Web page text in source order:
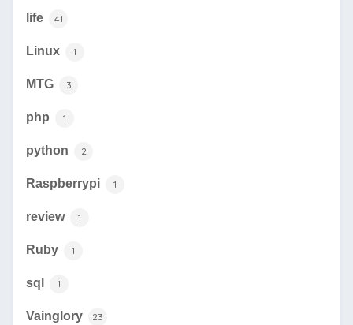
life 41
Linux 1
MTG 3
php 1
python 2
Raspberrypi 1
review 1
Ruby 1
sql 1
Vainglory 23